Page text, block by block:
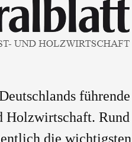
führende
Holzwirtschaft. Rund
die wichtigsten